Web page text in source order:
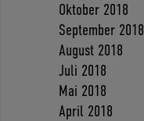
Oktober 2018
September 2018
August 2018
Juli 2018
Mai 2018
April 2018